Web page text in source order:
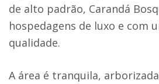
de alto padrão, Carandá
hospedagens de luxo e com
qualidade.
A área é tranquila,